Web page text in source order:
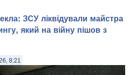
ЗСУ ліквідували майстра
який на війну пішов з
8:21